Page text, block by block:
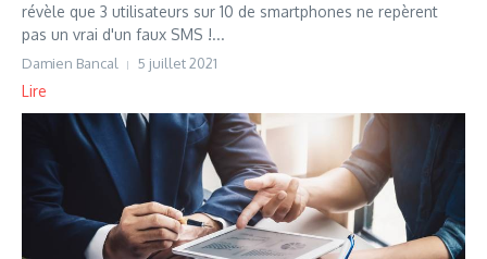
révèle que 3 utilisateurs sur 10 de smartphones ne repèrent
pas un vrai d'un faux SMS !...
Damien Bancal 5 juillet 2021
Lire